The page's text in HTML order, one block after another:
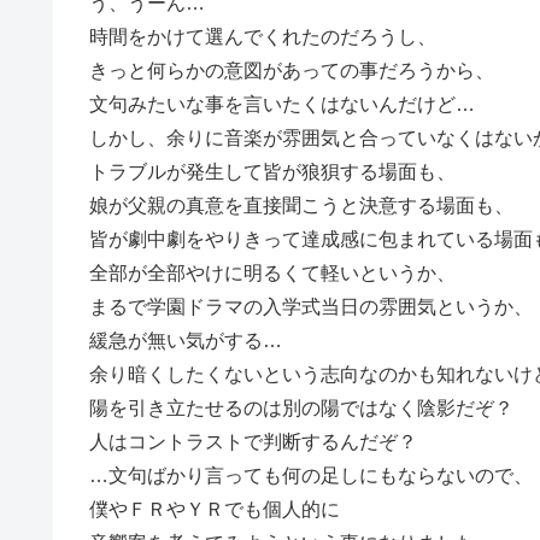
時間をかけて選んでくれたのだろうし、
きっと何らかの意図があっての事だろうから、
文句みたいな事を言いたくはないんだけど…
しかし、余りに音楽が雰囲気と合っていなくはない
トラブルが発生して皆が狼狽する場面も、
娘が父親の真意を直接聞こうと決意する場面も、
皆が劇中劇をやりきって達成感に包まれている場面
全部が全部やけに明るくて軽いというか、
まるで学園ドラマの入学式当日の雰囲気というか、
緩急が無い気がする…
余り暗くしたくないという志向なのかも知れないけ
陽を引き立たせるのは別の陽ではなく陰影だぞ？
人はコントラストで判断するんだぞ？
…文句ばかり言っても何の足しにもならないので、
僕やＦＲやＹＲでも個人的に